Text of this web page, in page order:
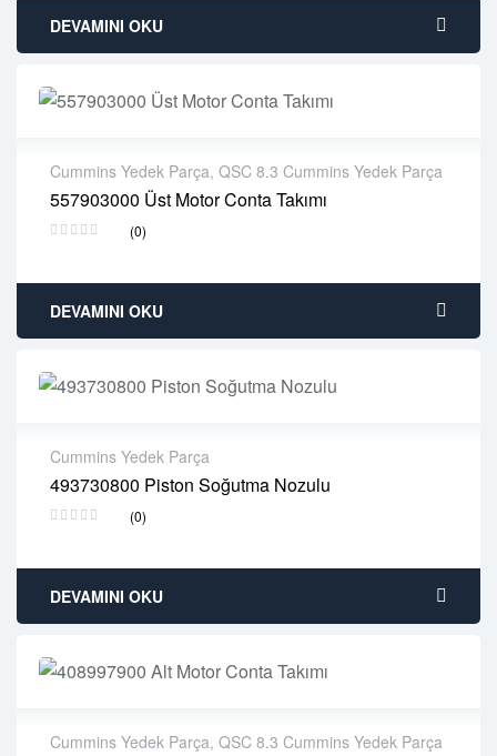
DEVAMINI OKU
Cummins Yedek Parça, QSC 8.3 Cummins Yedek Parça
557903000 Üst Motor Conta Takımı
(0)
2 years warranty
Delivery time: 1-2 business days
DEVAMINI OKU
Cummins Yedek Parça
493730800 Piston Soğutma Nozulu
(0)
2 years warranty
Delivery time: 1-2 business days
DEVAMINI OKU
Cummins Yedek Parça, QSC 8.3 Cummins Yedek Parça